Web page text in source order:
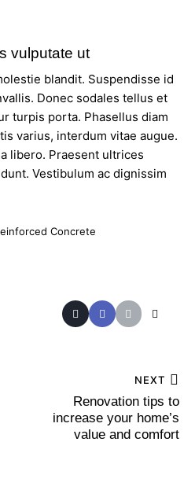
vulputate ut
blandit. Suspendisse id
Donec sodales tellus et
turpis porta. Phasellus diam
varius, interdum vitae augue.
libero. Praesent ultrices
Vestibulum ac dignissim
Concrete
NEXT
Renovation tips to
increase your home’s
value and comfort